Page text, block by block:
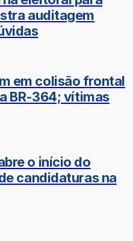
auditagem
em colisão frontal
BR-364; vítimas
o início do
candidaturas na